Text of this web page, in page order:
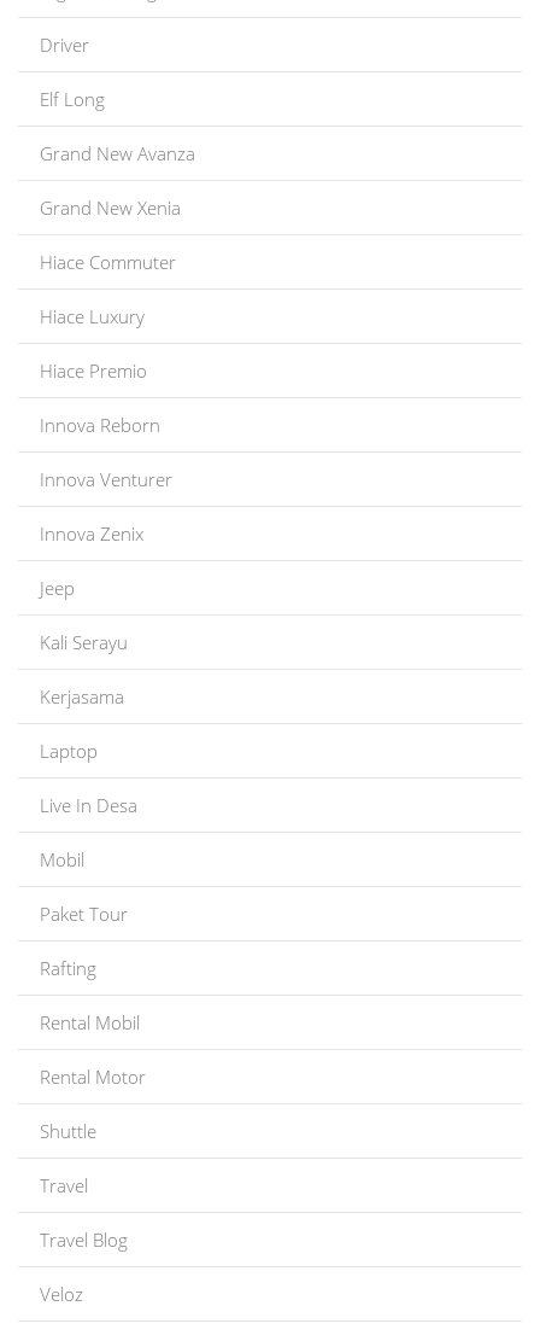
Driver
Elf Long
Grand New Avanza
Grand New Xenia
Hiace Commuter
Hiace Luxury
Hiace Premio
Innova Reborn
Innova Venturer
Innova Zenix
Jeep
Kali Serayu
Kerjasama
Laptop
Live In Desa
Mobil
Paket Tour
Rafting
Rental Mobil
Rental Motor
Shuttle
Travel
Travel Blog
Veloz